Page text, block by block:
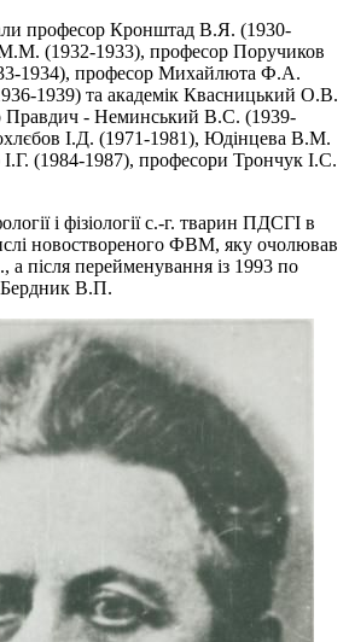
професор Кронштад В.Я. (1930-
(1932-1933), професор Поручиков
1934), професор Михайлюта Ф.А.
1939) та академік Квасницький О.В.
Правдич - Неминський В.С. (1939-
І.Д. (1971-1981), Юдінцева В.М.
(1984-1987), професори Трончук І.С.
і фізіології с.-г. тварин ПДСГІ в
новоствореного ФВМ, яку очолював
а після перейменування із 1993 по
Бердник В.П.